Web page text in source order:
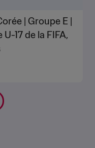
| Groupe E |
17 de la FIFA,